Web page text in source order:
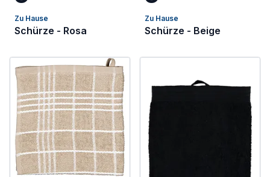
Zu Hause
Schürze - Rosa
Zu Hause
Schürze - Beige